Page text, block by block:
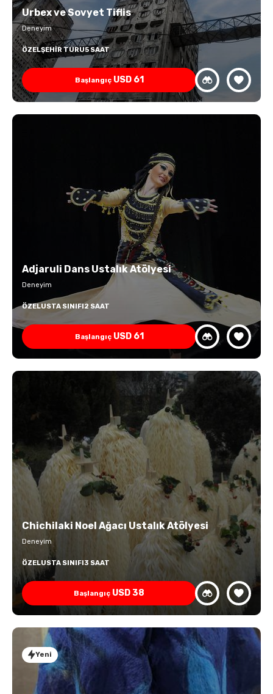
Urbex ve Sovyet Tiflis
Deneyim
ÖZELŞEHIR TURU5 SAAT
Başlangıç USD 61
Adjaruli Dans Ustalık Atölyesi
Deneyim
ÖZELUSTA SINIFI2 SAAT
Başlangıç USD 61
Chichilaki Noel Ağacı Ustalık Atölyesi
Deneyim
ÖZELUSTA SINIFI3 SAAT
Başlangıç USD38
Yeni